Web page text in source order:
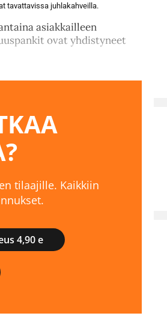
tavattavissa juhlakahveilla.
asiakkailleen
ovat yhdistyneet
tilaajille. Kaikkiin
4,90 e